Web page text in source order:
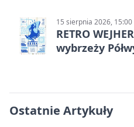
15 sierpnia 2026, 15:00
RETRO
wybrzeży
Ostatnie Artykuły